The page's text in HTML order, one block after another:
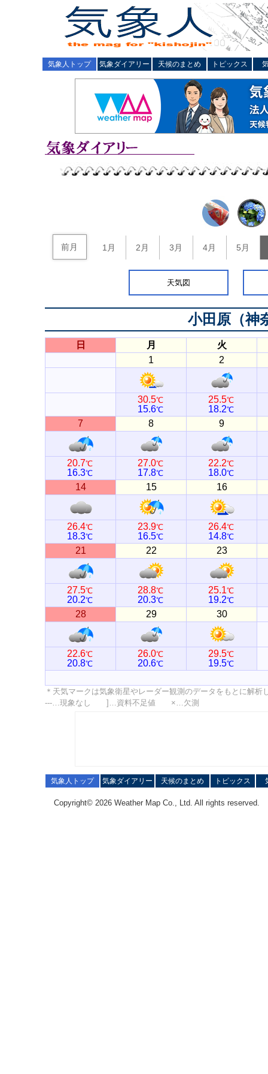
気象人トップ 気象ダイアリー 天候のまとめ トピックス
前月 1月 2月 3月 4月 5月
天気図
小田原（神
日 月
火
1
2
30.5℃
15.6℃
25.5℃
18.2℃
7 8 9
20.7℃
16.3℃
27.0℃
17.8℃
22.2℃
18.0℃
14 15 16
26.4℃
18.3℃
23.9℃
16.5℃
26.4℃
14.8℃
21 22 23
27.5℃
20.2℃
28.8℃
20.3℃
25.1℃
19.2℃
28 29 30
22.6℃
20.8℃
26.0℃
20.6℃
29.5℃
19.5℃
＊天気マークは気象衛星やレーダー観測のデータをもとに解
---…現象なし ]…資料不足値 ×…欠測
気象人トップ 気象ダイアリー 天候のまとめ トピックス
Copyright© 2026 Weather Map Co., Ltd. All rights reserved.